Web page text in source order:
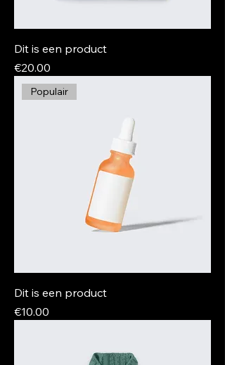
Dit is een product
Price
€20.00
Populair
Dit is een product
Price
€10.00